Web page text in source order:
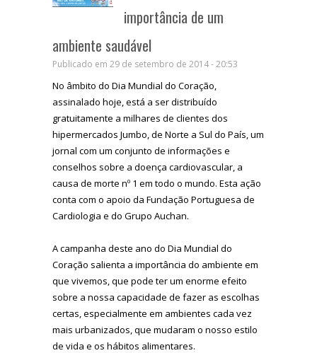
importância de um
ambiente saudável
Publicado em 29 de setembro de 2014 - 20:53
No âmbito do Dia Mundial do Coração,
assinalado hoje, está a ser distribuído
gratuitamente a milhares de clientes dos
hipermercados Jumbo, de Norte a Sul do País, um
jornal com um conjunto de informações e
conselhos sobre a doença cardiovascular, a
causa de morte nº 1 em todo o mundo. Esta ação
conta com o apoio da Fundação Portuguesa de
Cardiologia e do Grupo Auchan.
A campanha deste ano do Dia Mundial do
Coração salienta a importância do ambiente em
que vivemos, que pode ter um enorme efeito
sobre a nossa capacidade de fazer as escolhas
certas, especialmente em ambientes cada vez
mais urbanizados, que mudaram o nosso estilo
de vida e os hábitos alimentares.